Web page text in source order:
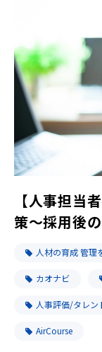
【人事担当
策～採用後
人材の育成 管理
カオナビ
人事評価/タレン
AirCourse